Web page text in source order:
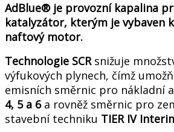
AdBlue® je provozní kapalina
katalyzátor, kterým je vybaven
naftový motor.
Technologie SCRsnižuje
výfukových plynech, čímž
emisních směrnic pro nákladní
4, 5 a 6a rovněž směrnic pro
stavební techniku TIER IV